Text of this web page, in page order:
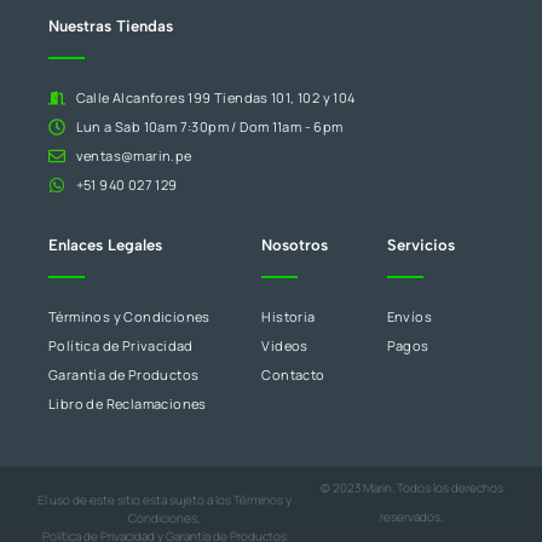
blanco.
Nuestras Tiendas
Calle Alcanfores 199 Tiendas 101, 102 y 104
Lun a Sab 10am 7:30pm / Dom 11am - 6pm
ventas@marin.pe
+51 940 027 129
Enlaces Legales
Términos y Condiciones
Política de Privacidad
Garantía de Productos
Libro de Reclamaciones
Nosotros
Historia
Videos
Contacto
Servicios
Envíos
Pagos
El uso de este sitio esta sujeto a los Términos y
Condiciones
Política de Privacidad yGarantía de Productos
© 2023 Marin. Todos los derechos
reservados.